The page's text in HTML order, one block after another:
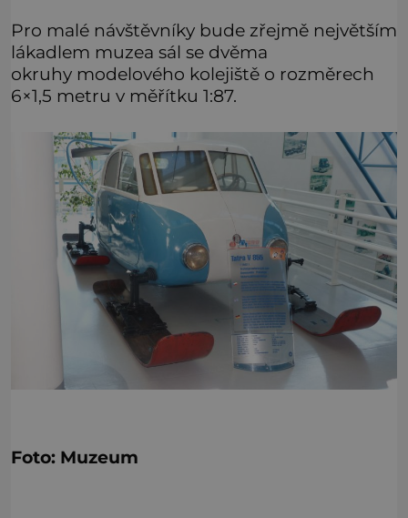
Pro malé návštěvníky bude zřejmě největším
lákadlem muzea sál se dvěma
okruhy modelového kolejiště o rozměrech
6×1,5 metru v měřítku 1:87.
Foto: Muzeum